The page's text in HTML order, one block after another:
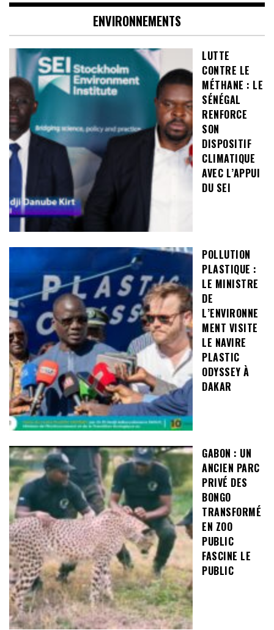
ENVIRONNEMENTS
LUTTE
CONTRE LE
MÉTHANE : LE
SÉNÉGAL
RENFORCE
SON
DISPOSITIF
CLIMATIQUE
AVEC L’APPUI
DU SEI
POLLUTION
PLASTIQUE :
LE MINISTRE
DE
L’ENVIRONNE
MENT VISITE
LE NAVIRE
PLASTIC
ODYSSEY À
DAKAR
GABON : UN
ANCIEN PARC
PRIVÉ DES
BONGO
TRANSFORMÉ
EN ZOO
PUBLIC
FASCINE LE
PUBLIC